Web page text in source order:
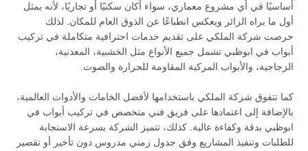
أساسيًا في أي مشروع معماري، سواء أكان سكنيًا أو تجاريًا، لأنه يمثل
أول ما يراه الزائر ويعكس انطباعًا عن الذوق العام للمكان. لذلك
حرصت شركة الملكي على تقديم خدمات احترافية متكاملة في تركيب
أبواب في ابوظبي تشمل جميع الأنواع مثل الخشبية، المعدنية،
الزجاجية، والأبواب المركبة المقاومة للحرارة والصوت.
كما تتفوق شركة الملكي باستخدامها لأفضل الخامات والأدوات العالمية،
بالإضافة إلى اعتمادها على فريق فني متخصص في تركيب أبواب في
ابوظبي بدقة وكفاءة عالية. كذلك، تتميز الشركة بسرعة الاستجابة
للطلبات وتنفيذ المشاريع وفق جدول زمني مدروس دون تأخير أو تقصير